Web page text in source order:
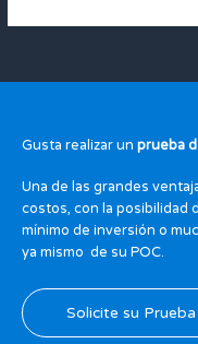
Gusta realizar un prueba
Una de las grandes
costos, con la posibilidad
mínimo de inversión o
ya mismo de su POC.
Solicite su